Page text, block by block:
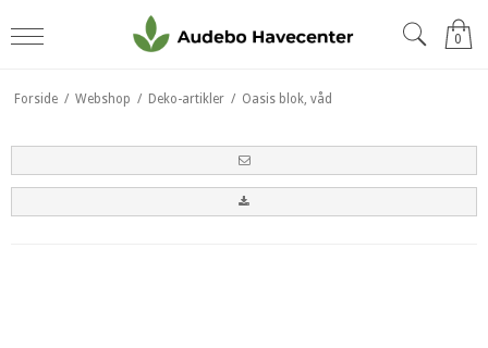
0
Forside / Webshop / Deko-artikler / Oasis blok, våd